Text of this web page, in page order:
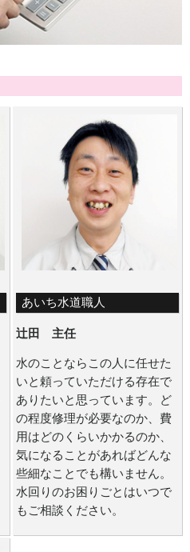
あいち水道職人
辻田 主任
水のことならこの人に任せた
いと頼っていただける存在で
ありたいと思っています。ど
の程度修理が必要なのか、費
用はどのくらいかかるのか、
気になることがあればどんな
些細なことでも構いません。
水回りのお困りごとはいつで
もご相談ください。